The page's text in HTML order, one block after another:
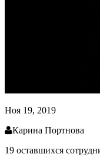
Ноя 19, 2019
Карина Портнова
19 оставшихся